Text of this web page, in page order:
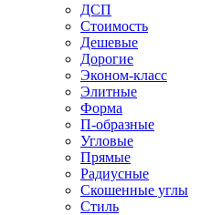
ДСП
Стоимость
Дешевые
Дорогие
Эконом-класс
Элитные
Форма
П-образные
Угловые
Прямые
Радиусные
Скошенные углы
Стиль